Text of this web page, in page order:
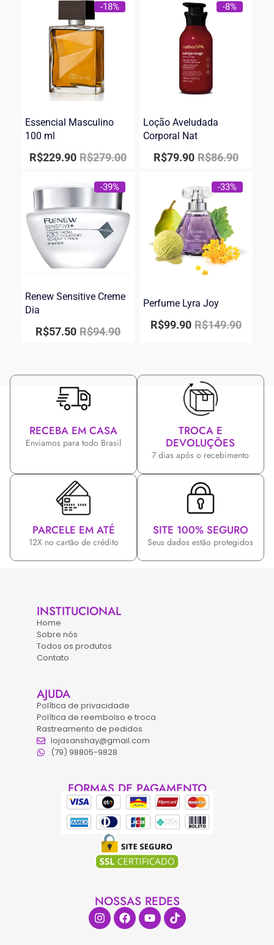
-18%
Essencial Masculino
100 ml
R$279.00
R$229.90
-8%
Loção Aveludada
Corporal Nat
R$86.90
R$79.90
-39%
Renew Sensitive Creme
Dia
R$94.90
R$57.50
-33%
Perfume Lyra Joy
R$149.90
R$99.90
RECEBA EM CASA
Enviamos para todo Brasil
TROCA E
DEVOLUÇÕES
7 dias após o recebimento
PARCELE EM ATÉ
12X no cartão de crédito
SITE 100% SEGURO
Seus dados estão protegidos
INSTITUCIONAL
Home
Sobre nós
Todos os produtos
Contato
AJUDA
Política de privacidade
Política de reembolso e troca
Rastreamento de pedidos
lojasanshay@gmail.com
(79) 98805-9828
FORMAS DE PAGAMENTO
NOSSAS REDES